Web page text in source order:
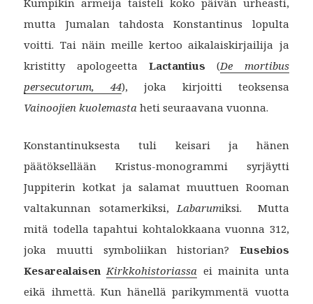
mutta Jumalan tahdosta Konstantinus lopulta
voitti. Tai näin meille kertoo aikalaiskirjailija ja
kristitty apologeetta Lactantius (De mortibus
persecutorum, 44), joka kirjoitti teoksensa
Vainoojien kuolemasta heti seuraavana vuonna.
Konstantinuksesta tuli keisari ja hänen
päätöksellään Kristus-monogrammi syrjäytti
Juppiterin kotkat ja salamat muuttuen Rooman
valtakunnan sotamerkiksi, Labarumiksi. Mutta
mitä todella tapahtui kohtalokkaana vuonna 312,
joka muutti symboliikan historian? Eusebios
Kesarealaisen Kirkkohistoriassa ei mainita unta
eikä ihmettä. Kun hänellä parikymmentä vuotta